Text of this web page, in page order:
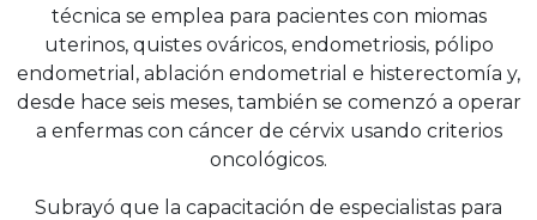
técnica se emplea para pacientes con miomas
uterinos, quistes ováricos, endometriosis, pólipo
endometrial, ablación endometrial e histerectomía y,
desde hace seis meses, también se comenzó a operar
a enfermas con cáncer de cérvix usando criterios
oncológicos.
Subrayó que la capacitación de especialistas para